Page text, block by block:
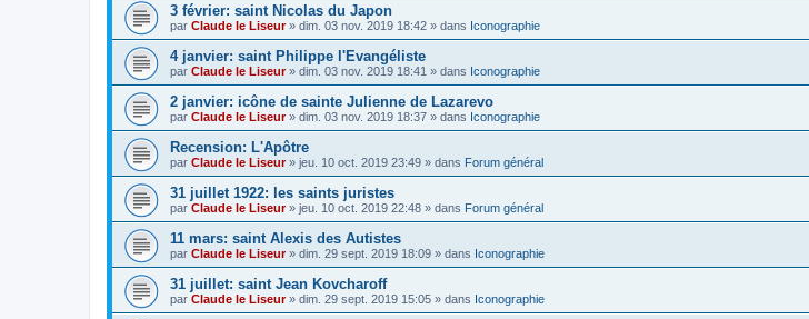
3 février: saint Nicolas du Japon
par Claude le Liseur» dim. 03 nov. 2019 18:42 » dans Iconographie
4 janvier: saint Philippe l'Evangéliste
par Claude le Liseur» dim. 03 nov. 2019 18:41 » dans Iconographie
2 janvier: icône de sainte Julienne de Lazarevo
par Claude le Liseur» dim. 03 nov. 2019 18:37 » dans Iconographie
Recension: L'Apôtre
par Claude le Liseur» jeu. 10 oct. 2019 23:49 » dans Forum général
31 juillet 1922: les saints juristes
par Claude le Liseur» jeu. 10 oct. 2019 22:48 » dans Forum général
11 mars: saint Alexis des Autistes
par Claude le Liseur» dim. 29 sept. 2019 18:09 » dans Iconographie
31 juillet: saint Jean Kovcharoff
par Claude le Liseur» dim. 29 sept. 2019 15:05 » dans Iconographie